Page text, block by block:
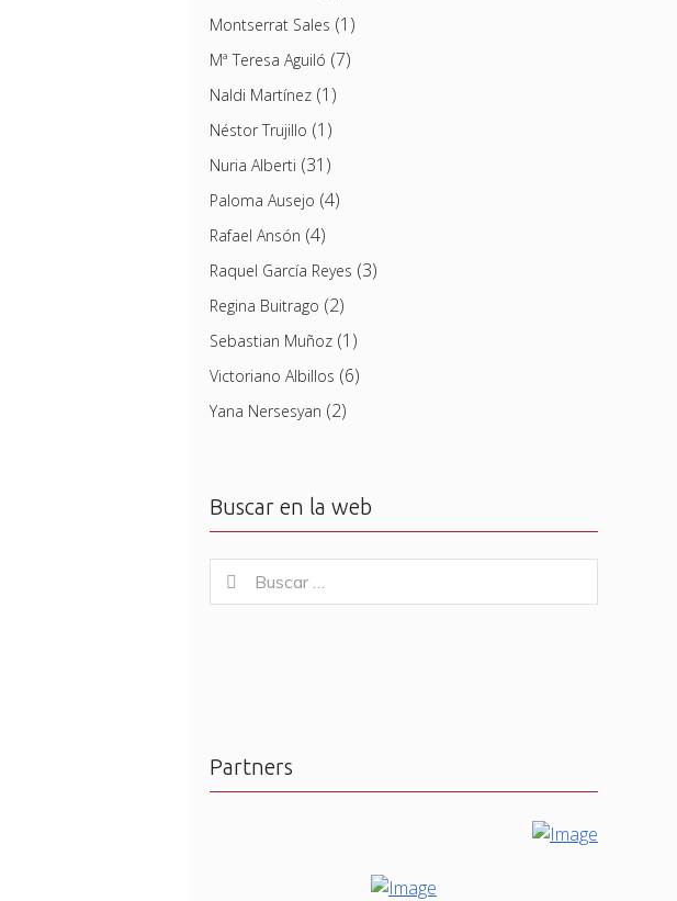
Montserrat Sales (1)
Mª Teresa Aguiló (7)
Naldi Martínez(1)
Néstor Trujillo (1)
Nuria Alberti (31)
Paloma Ausejo (4)
Rafael Ansón (4)
Raquel García Reyes (3)
Regina Buitrago (2)
Sebastian Muñoz(1)
Victoriano Albillos (6)
Yana Nersesyan (2)
Buscar en la web
for:
Buscar
Partners